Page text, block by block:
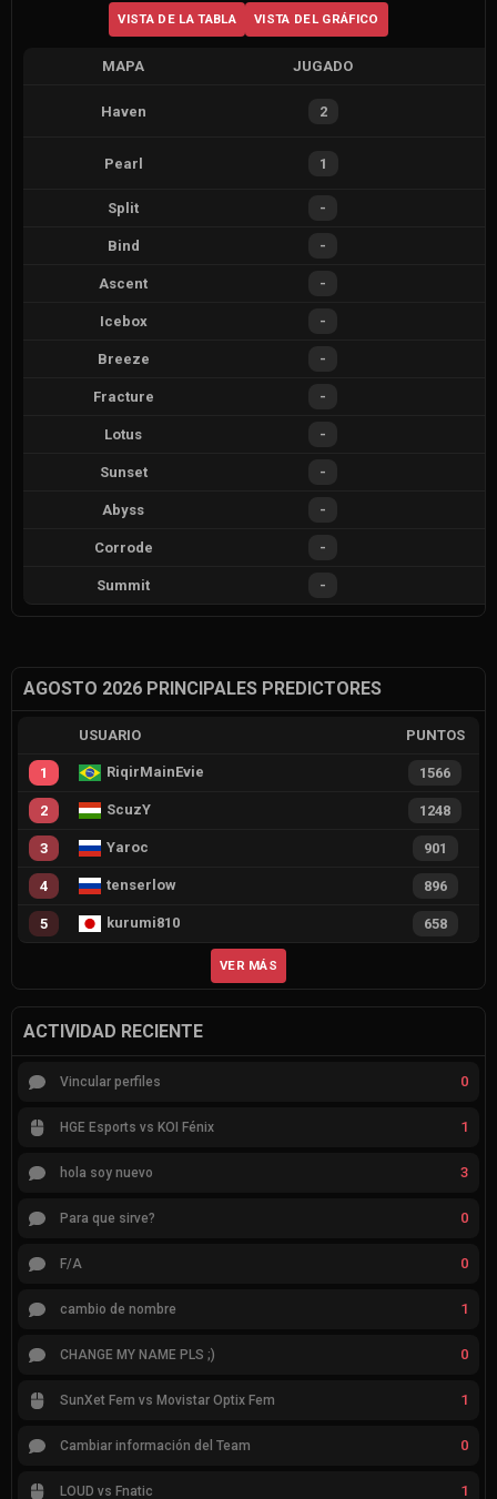
VISTA DE LA TABLA VISTA DEL GRÁFICO
MAPA JUGADO
Haven 2
Pearl 1
Split -
Bind -
Ascent -
Icebox -
Breeze -
Fracture -
Lotus -
Sunset -
Abyss -
Corrode -
Summit -
AGOSTO 2026 PRINCIPALES PREDICTORES
USUARIO PUNTOS
1 RiqirMainEvie 1566
2 ScuzY 1248
3 Yaroc 901
4 tenserlow 896
5 kurumi810 658
VER MÁS
ACTIVIDAD RECIENTE
Vincular perfiles 0
HGE Esports vs KOI Fénix 1
hola soy nuevo 3
Para que sirve? 0
F/A 0
cambio de nombre 1
CHANGE MY NAME PLS ;) 0
SunXet Fem vs Movistar Optix Fem 1
Cambiar información del Team 0
LOUD vs Fnatic 1